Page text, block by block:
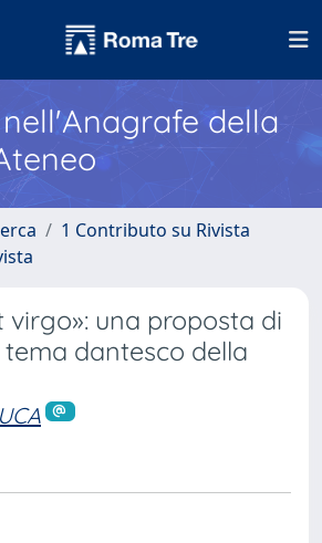
della
1 Contributo su Rivista
virgo»: una proposta di
dantesco della